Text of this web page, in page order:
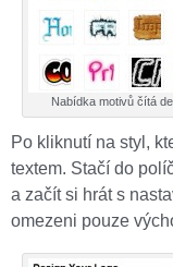
Nabídka motivů čítá
Po kliknutí na styl,
textem. Stačí do
a začít si hrát s
omezeni pouze